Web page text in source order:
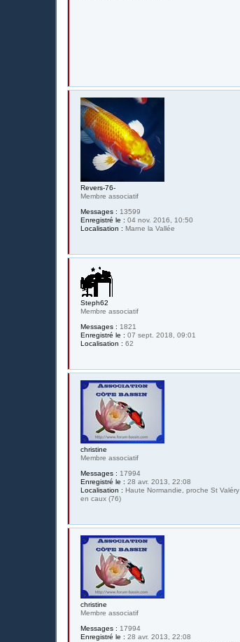
Revers-76-
Membre associatif
Messages : 13599
Enregistré le : 04 nov. 2016, 10:50
Localisation : Marne la Vallée
Steph62
Membre associatif
Messages : 1821
Enregistré le : 07 sept. 2018, 09:01
Localisation : 62
christine
Membre associatif
Messages : 17994
Enregistré le : 28 avr. 2013, 22:08
Localisation : Haute Normandie, proche St Valéry
en caux (76)
christine
Membre associatif
Messages : 17994
Enregistré le : 28 avr. 2013, 22:08